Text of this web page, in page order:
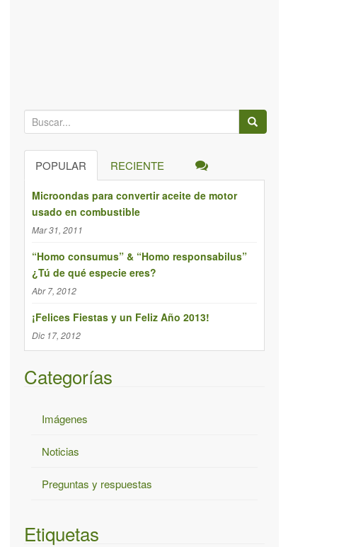
B
ú
s
POPULAR RECIENTE
Microondas para convertir aceite de motor
usado en combustible
Mar 31, 2011
“Homo consumus” & “Homo responsabilus”
¿Tú de qué especie eres?
Abr 7, 2012
¡Felices Fiestas y un Feliz Año 2013!
Dic 17, 2012
Categorías
Imágenes
Noticias
Preguntas y respuestas
Etiquetas